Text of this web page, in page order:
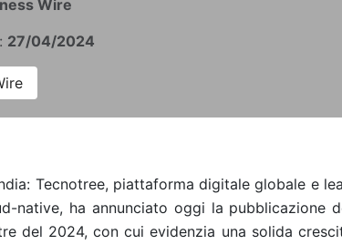
Wire
27/04/2024
Tecnotree, piattaforma digitale globale e
native, ha annunciato oggi la pubblicazione
del 2024, con cui evidenzia una solida